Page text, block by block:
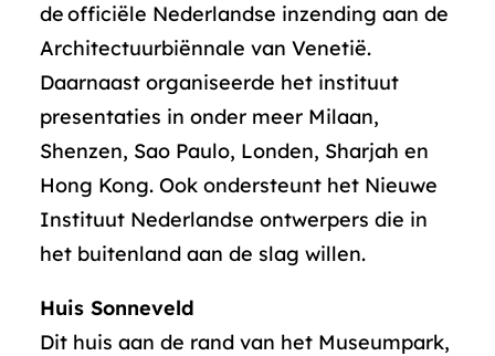
de officiële Nederlandse inzending aan de
Architectuurbiënnale van Venetië.
Daarnaast organiseerde het instituut
presentaties in onder meer Milaan,
Shenzen, Sao Paulo, Londen, Sharjah en
Hong Kong. Ook ondersteunt het Nieuwe
Instituut Nederlandse ontwerpers die in
het buitenland aan de slag willen.
Huis Sonneveld
Dit huis aan de rand van het Museumpark,